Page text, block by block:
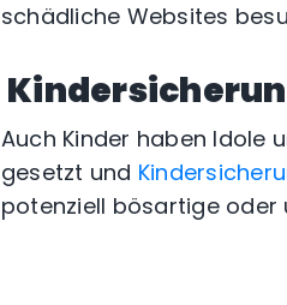
schädliche Websites
Auch Kinder haben Idole
gesetzt und
potenziell bösartige oder